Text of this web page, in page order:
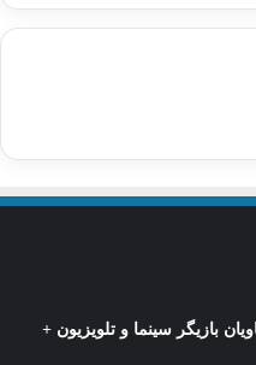
بازیگر سینما و تلویزیون +